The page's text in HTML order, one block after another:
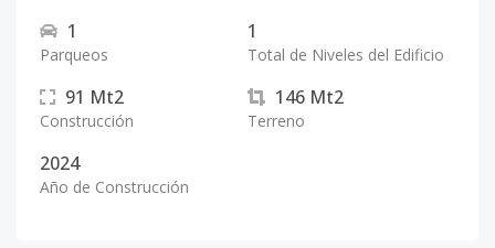
1
Parqueos
1
Total de Niveles del Edificio
91 Mt2
Construcción
146 Mt2
Terreno
2024
Año de Construcción